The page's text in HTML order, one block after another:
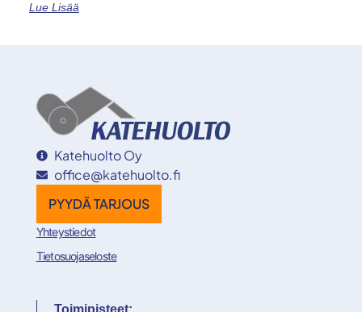
Lue Lisää
Katehuolto Oy
office@katehuolto.fi
PYYDÄ TARJOUS
Yhteystiedot
Tietosuojaseloste
Toimipisteet: